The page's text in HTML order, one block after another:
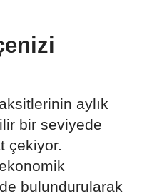
aylık
bir seviyede
çekiyor.
bulundurularak